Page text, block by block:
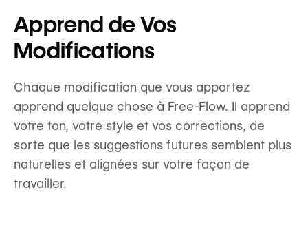
Apprend de Vos
Modifications
Chaque modification que vous apportez
apprend quelque chose à Free-Flow. Il apprend
votre ton, votre style et vos corrections, de
sorte que les suggestions futures semblent plus
naturelles et alignées sur votre façon de
travailler.